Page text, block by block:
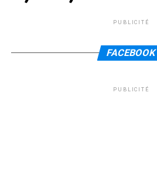
PUBLICITÉ
FACEBOOK
PUBLICITÉ